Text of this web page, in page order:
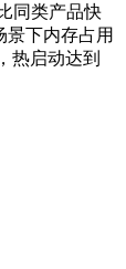
同类产品快
景下内存占用
热启动达到